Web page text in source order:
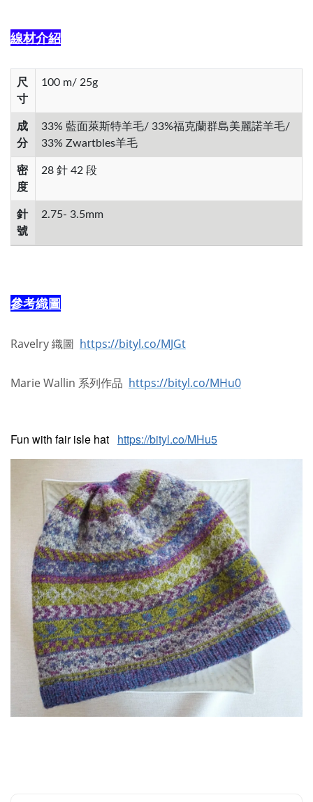
線材介紹
尺
寸
100 m/ 25g
成
分
33% 藍面萊斯特羊毛/ 33%福克蘭群島美麗諾羊毛/
33% Zwartbles羊毛
密
度
28 針 42 段
針
號
2.75- 3.5mm
參考織圖
Ravelry 織圖 https://bityl.co/MJGt
Marie Wallin 系列作品 https://bityl.co/MHu0
Fun with fair isle hat https://bityl.co/MHu5